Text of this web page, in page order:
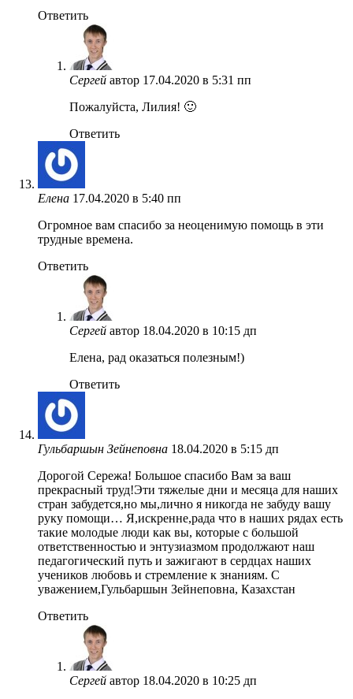
Ответить
Сергей автор 17.04.2020 в 5:31 пп
Пожалуйста, Лилия! 🙂
Ответить
Елена 17.04.2020 в 5:40 пп
Огромное вам спасибо за неоценимую помощь в эти
трудные времена.
Ответить
Сергей автор 18.04.2020 в 10:15 дп
Елена, рад оказаться полезным!)
Ответить
Гульбаршын Зейнеповна 18.04.2020 в 5:15 дп
Дорогой Сережа! Большое спасибо Вам за ваш
прекрасный труд!Эти тяжелые дни и месяца для наших
стран забудется,но мы,лично я никогда не забуду вашу
руку помощи… Я,искренне,рада что в наших рядах есть
такие молодые люди как вы, которые с большой
ответственностью и энтузиазмом продолжают наш
педагогический путь и зажигают в сердцах наших
учеников любовь и стремление к знаниям. С
уважением,Гульбаршын Зейнеповна, Казахстан
Ответить
Сергей автор 18.04.2020 в 10:25 дп